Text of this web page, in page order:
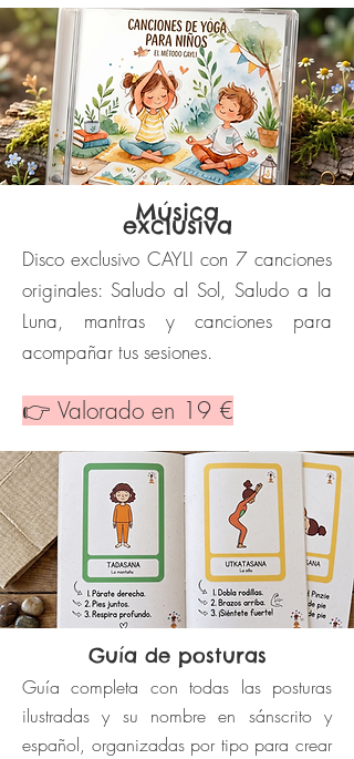
​Música
exclusiva
Disco exclusivo CAYLI con 7 canciones
originales: Saludo al Sol, Saludo a la
Luna, mantras y canciones para
acompañar tus sesiones.
👉 Valorado en 19 €
Guía de posturas
Guía completa con todas las posturas
ilustradas y su nombre en sánscrito y
español, organizadas por tipo para crear